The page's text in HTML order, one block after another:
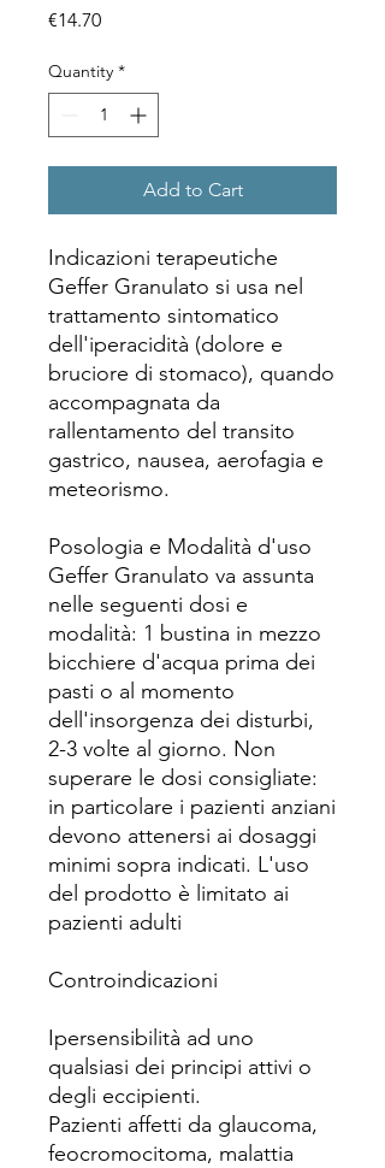
€14.70Price
Quantity *
Add to Cart
Indicazioni terapeutiche
Geffer Granulato si usa nel
trattamento sintomatico
dell'iperacidità (dolore e
bruciore di stomaco), quando
accompagnata da
rallentamento del transito
gastrico, nausea, aerofagia e
meteorismo.
Posologia e Modalità d'uso
Geffer Granulato va assunta
nelle seguenti dosi e
modalità: 1 bustina in mezzo
bicchiere d'acqua prima dei
pasti o al momento
dell'insorgenza dei disturbi,
2-3 volte al giorno. Non
superare le dosi consigliate:
in particolare i pazienti anziani
devono attenersi ai dosaggi
minimi sopra indicati. L'uso
del prodotto è limitato ai
pazienti adulti
Controindicazioni
Ipersensibilità ad uno
qualsiasi dei principi attivi o
degli eccipienti.
Pazienti affetti da glaucoma,
feocromocitoma, malattia